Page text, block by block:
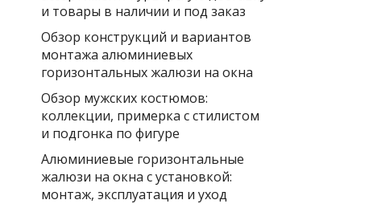
и товары в наличии и под заказ
Обзор конструкций и вариантов
монтажа алюминиевых
горизонтальных жалюзи на окна
Обзор мужских костюмов:
коллекции, примерка с стилистом
и подгонка по фигуре
Алюминиевые горизонтальные
жалюзи на окна с установкой:
монтаж, эксплуатация и уход